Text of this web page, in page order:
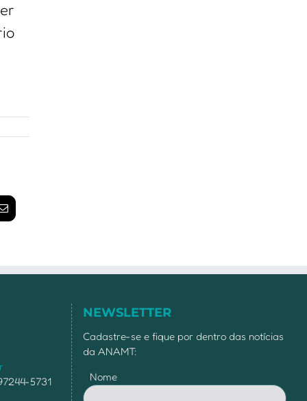
E-
mail
5731
NEWSLETTER
Cadastre-se e fique por dentro das notícias
da ANAMT:
Nome